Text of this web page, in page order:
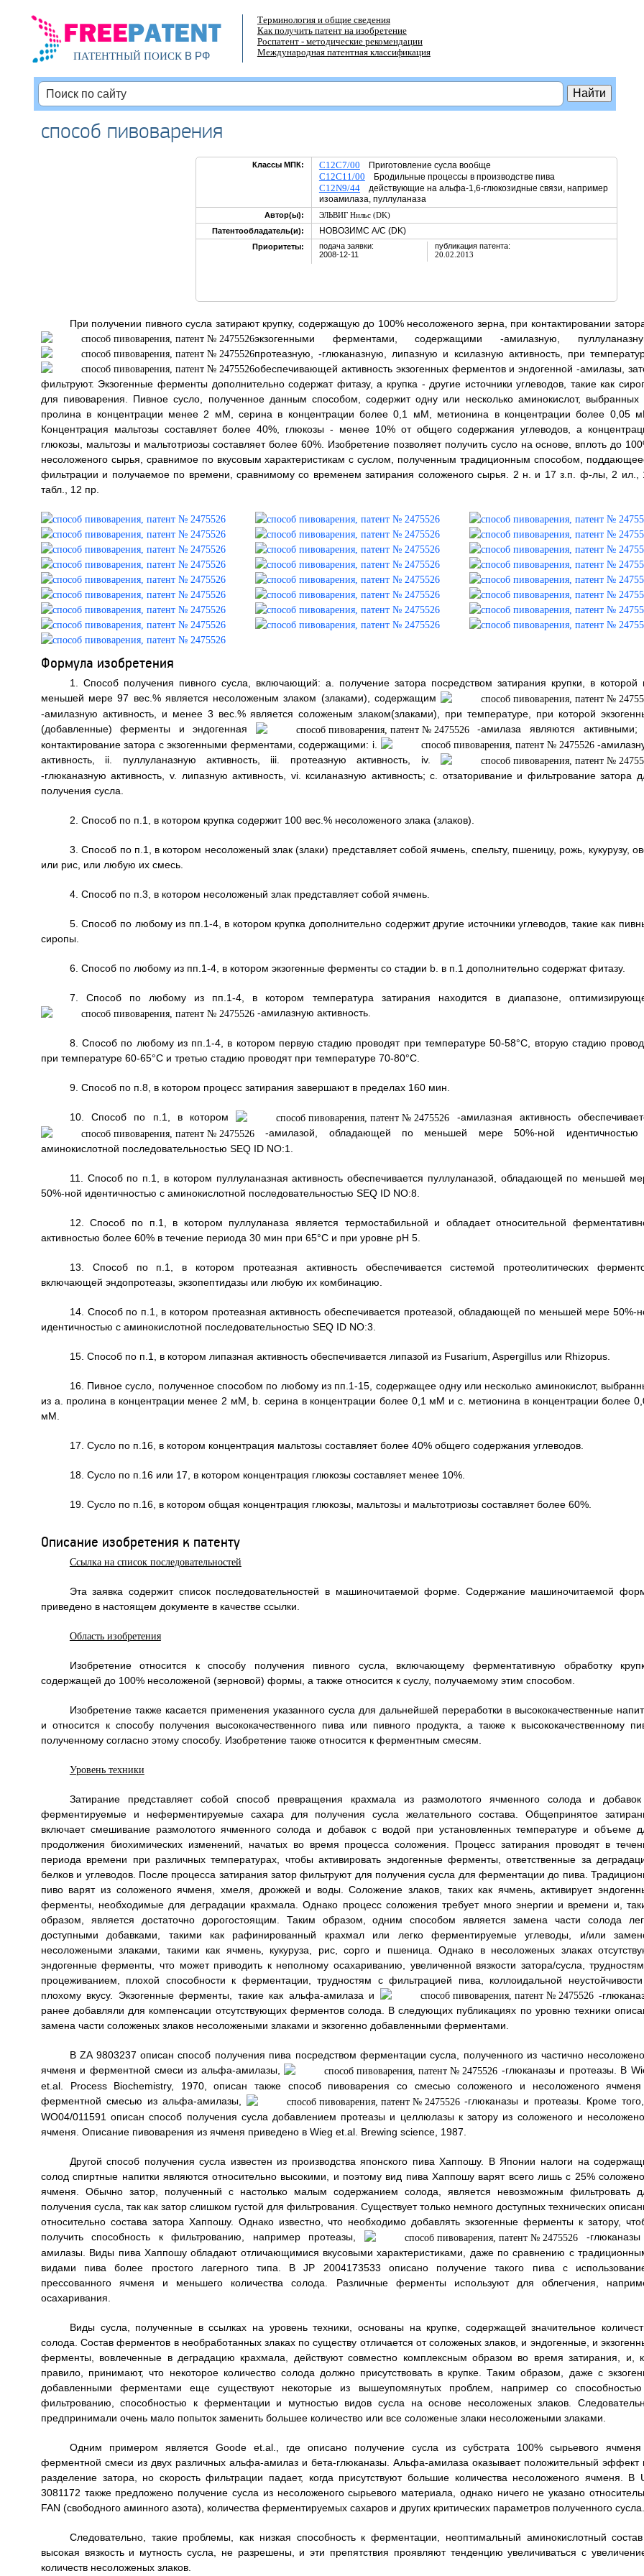
ПАТЕНТНЫЙ ПОИСКВ РФ
Терминология и общие сведения
Как получить патент на изобретение
Роспатент - методические рекомендации
Международная патентная классификация
способ пивоварения
Классы МПК: C12C7/00 Приготовление сусла вообще
C12C11/00 Бродильные процессы в производстве пива
C12N9/44действующие на альфа-1,6-глюкозидные связи, например
изоамилаза, пуллуланаза
Автор(ы):
ЭЛЬВИГ Нильс (DK)
Патентообладатель(и):
НОВОЗИМС А/С (DK)
Приоритеты:
подача заявки:
2008-12-11
публикация патента:
20.02.2013
При получении пивного сусла затирают крупку, содержащую до 100% несоложеного зерна, при контактировании
экзогенными ферментами, содержащими-амилазную,
протеазную,-глюканазную, липазную и ксилазную активность, при
обеспечивающей активность экзогенных ферментов и эндогенной-амилазы,
фильтруют. Экзогенные ферменты дополнительно содержат фитазу, а крупка - другие источники углеводов, такие как
для пивоварения. Пивное сусло, полученное данным способом, содержит одну или несколько аминокислот, выбранных
пролина в концентрации менее 2 мМ, серина в концентрации более 0,1 мМ, метионина в концентрации более 0,05
Концентрация мальтозы составляет более 40%, глюкозы - менее 10% от общего содержания углеводов, а
глюкозы, мальтозы и мальтотриозы составляет более 60%. Изобретение позволяет получить сусло на основе, вплоть до
несоложеного сырья, сравнимое по вкусовым характеристикам с суслом, полученным традиционным способом,
фильтрации и получаемое по времени, сравнимому со временем затирания соложеного сырья. 2 н. и 17 з.п. ф-лы, 2 ил.,
табл., 12 пр.
Формула изобретения
1. Способ получения пивного сусла, включающий: а. получение затора посредством затирания крупки, в которой
меньшей мере 97 вес.% является несоложеным злаком (злаками), содержащим
-амилазную активность, и менее 3 вес.% является соложеным злаком(злаками), при температуре, при которой
(добавленные) ферменты и эндогенная
-амилаза являются активными;
контактирование затора с экзогенными ферментами, содержащими: i.
-
активность, ii. пуллуланазную активность, iii. протеазную активность, iv.
-глюканазную активность, v. липазную активность, vi. ксиланазную активность; с. отзаторивание и фильтрование затора
получения сусла.
2. Способ по п.1, в котором крупка содержит 100 вес.% несоложеного злака (злаков).
3. Способ по п.1, в котором несоложеный злак (злаки) представляет собой ячмень, спельту, пшеницу, рожь, кукурузу,
или рис, или любую их смесь.
4. Способ по п.3, в котором несоложеный злак представляет собой ячмень.
5. Способ по любому из пп.1-4, в котором крупка дополнительно содержит другие источники углеводов, такие как
сиропы.
6. Способ по любому из пп.1-4, в котором экзогенные ферменты со стадии b. в п.1 дополнительно содержат фитазу.
7. Способ по любому из пп.1-4, в котором температура затирания находится в диапазоне,
-амилазную активность.
8. Способ по любому из пп.1-4, в котором первую стадию проводят при температуре 50-58°С, вторую стадию
при температуре 60-65°С и третью стадию проводят при температуре 70-80°С.
9. Способ по п.8, в котором процесс затирания завершают в пределах 160 мин.
10. Способ по п.1, в котором
-амилазная активность
-амилазой, обладающей по меньшей мере 50%-ной
аминокислотной последовательностью SEQ ID NO:1.
11. Способ по п.1, в котором пуллуланазная активность обеспечивается пуллуланазой, обладающей по меньшей
50%-ной идентичностью с аминокислотной последовательностью SEQ ID NO:8.
12. Способ по п.1, в котором пуллуланаза является термостабильной и обладает относительной
активностью более 60% в течение периода 30 мин при 65°С и при уровне рН 5.
13. Способ по п.1, в котором протеазная активность обеспечивается системой протеолитических
включающей эндопротеазы, экзопептидазы или любую их комбинацию.
14. Способ по п.1, в котором протеазная активность обеспечивается протеазой, обладающей по меньшей мере 50%-
идентичностью с аминокислотной последовательностью SEQ ID NO:3.
15. Способ по п.1, в котором липазная активность обеспечивается липазой из Fusarium, Aspergillus или Rhizopus.
16. Пивное сусло, полученное способом по любому из пп.1-15, содержащее одну или несколько аминокислот,
из а. пролина в концентрации менее 2 мМ, b. серина в концентрации более 0,1 мМ и c. метионина в концентрации более
мМ.
17. Сусло по п.16, в котором концентрация мальтозы составляет более 40% общего содержания углеводов.
18. Сусло по п.16 или 17, в котором концентрация глюкозы составляет менее 10%.
19. Сусло по п.16, в котором общая концентрация глюкозы, мальтозы и мальтотриозы составляет более 60%.
Описание изобретения к патенту
Ссылка на список последовательностей
Эта заявка содержит список последовательностей в машиночитаемой форме. Содержание машиночитаемой
приведено в настоящем документе в качестве ссылки.
Область изобретения
Изобретение относится к способу получения пивного сусла, включающему ферментативную обработку
содержащей до 100% несоложеной (зерновой) формы, а также относится к суслу, получаемому этим способом.
Изобретение также касается применения указанного сусла для дальнейшей переработки в высококачественные
и относится к способу получения высококачественного пива или пивного продукта, а также к высококачественному
полученному согласно этому способу. Изобретение также относится к ферментным смесям.
Уровень техники
Затирание представляет собой способ превращения крахмала из размолотого ячменного солода и
ферментируемые и неферментируемые сахара для получения сусла желательного состава. Общепринятое
включает смешивание размолотого ячменного солода и добавок с водой при установленных температуре и объеме
продолжения биохимических изменений, начатых во время процесса соложения. Процесс затирания проводят в
периода времени при различных температурах, чтобы активировать эндогенные ферменты, ответственные за
белков и углеводов. После процесса затирания затор фильтруют для получения сусла для ферментации до пива.
пиво варят из соложеного ячменя, хмеля, дрожжей и воды. Соложение злаков, таких как ячмень, активирует
ферменты, необходимые для деградации крахмала. Однако процесс соложения требует много энергии и времени и,
образом, является достаточно дорогостоящим. Таким образом, одним способом является замена части солода
доступными добавками, такими как рафинированный крахмал или легко ферментируемые углеводы, и/или
несоложеными злаками, такими как ячмень, кукуруза, рис, сорго и пшеница. Однако в несоложеных злаках
эндогенные ферменты, что может приводить к неполному осахариванию, увеличенной вязкости затора/сусла,
процеживанием, плохой способности к ферментации, трудностям с фильтрацией пива, коллоидальной
плохому вкусу. Экзогенные ферменты, такие как альфа-амилаза и
-
ранее добавляли для компенсации отсутствующих ферментов солода. В следующих публикациях по уровню техники
замена части соложеных злаков несоложеными злаками и экзогенно добавленными ферментами.
В ZA 9803237 описан способ получения пива посредством ферментации сусла, полученного из частично
ячменя и ферментной смеси из альфа-амилазы,
-глюканазы и протеазы. В
et.al. Process Biochemistry, 1970, описан также способ пивоварения со смесью соложеного и несоложеного
ферментной смесью из альфа-амилазы,
-глюканазы и протеазы. Кроме
WO04/011591 описан способ получения сусла добавлением протеазы и целлюлазы к затору из соложеного и
ячменя. Описание пивоварения из ячменя приведено в Wieg et.al. Brewing science, 1987.
Другой способ получения сусла известен из производства японского пива Хаппошу. В Японии налоги на
солод спиртные напитки являются относительно высокими, и поэтому вид пива Хаппошу варят всего лишь с 25%
ячменя. Обычно затор, полученный с настолько малым содержанием солода, является невозможным фильтровать
получения сусла, так как затор слишком густой для фильтрования. Существует только немного доступных технических
относительно состава затора Хаппошу. Однако известно, что необходимо добавлять экзогенные ферменты к затору,
получить способность к фильтрованию, например протеазы,
-
амилазы. Виды пива Хаппошу обладают отличающимися вкусовыми характеристиками, даже по сравнению с
видами пива более простого лагерного типа. В JP 2004173533 описано получение такого пива с
прессованного ячменя и меньшего количества солода. Различные ферменты используют для облегчения,
осахаривания.
Виды сусла, полученные в ссылках на уровень техники, основаны на крупке, содержащей значительное
солода. Состав ферментов в необработанных злаках по существу отличается от соложеных злаков, и эндогенные, и
ферменты, вовлеченные в деградацию крахмала, действуют совместно комплексным образом во время затирания, и,
правило, принимают, что некоторое количество солода должно присутствовать в крупке. Таким образом, даже с
добавленными ферментами еще существуют некоторые из вышеупомянутых проблем, например со
фильтрованию, способностью к ферментации и мутностью видов сусла на основе несоложеных злаков.
предпринимали очень мало попыток заменить большее количество или все соложеные злаки несоложеными злаками.
Одним примером является Goode et.al., где описано получение сусла из субстрата 100% сырьевого
ферментной смеси из двух различных альфа-амилаз и бета-глюканазы. Альфа-амилаза оказывает положительный эффект
разделение затора, но скорость фильтрации падает, когда присутствуют большие количества несоложеного ячменя. В
3081172 также предложено получение сусла из несоложеного сырьевого материала, однако ничего не указано
FAN (свободного аминного азота), количества ферментируемых сахаров и других критических параметров полученного сусла.
Следовательно, такие проблемы, как низкая способность к ферментации, неоптимальный аминокислотный
высокая вязкость и мутность сусла, не разрешены, и эти препятствия проявляют тенденцию увеличиваться с
количеств несоложеных злаков.